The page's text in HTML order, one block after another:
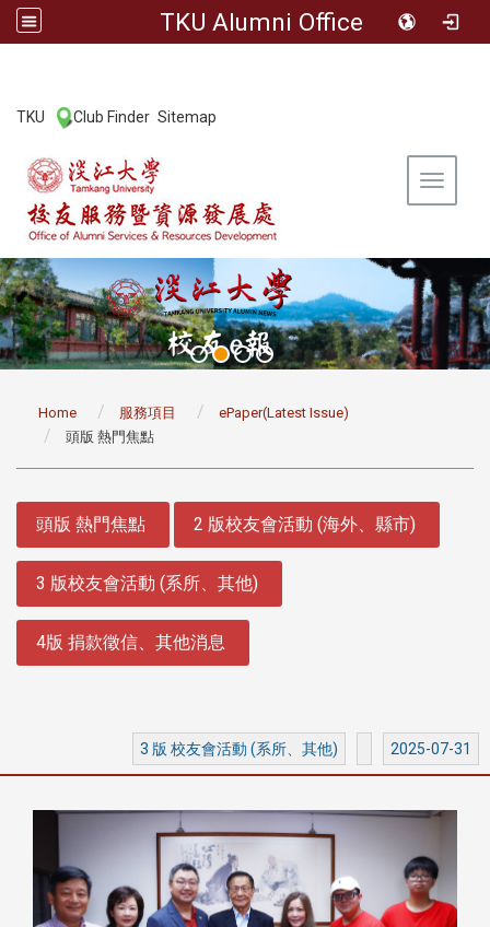
TKU Alumni Office
TKU Club Finder Sitemap
Toggle
Home 服務項目
ePaper(Latest Issue)
頭版 熱門焦點
頭版 熱門焦點 2 版校友會活動 (海外、縣市)
3 版校友會活動 (系所、其他)
4版 捐款徵信、其他消息
3 版 校友會活動 (系所、其他) 2025-07-31